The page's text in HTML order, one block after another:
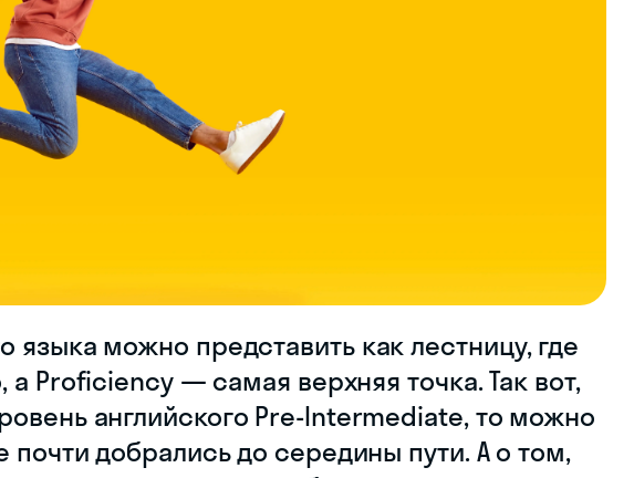
языка можно представить как лестницу, где
Proficiency — самая верхняя точка. Так вот,
английского Pre-Intermediate, то можно
почти добрались до середины пути. А о том,